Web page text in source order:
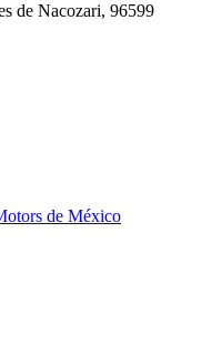
de Nacozari, 96599
de México